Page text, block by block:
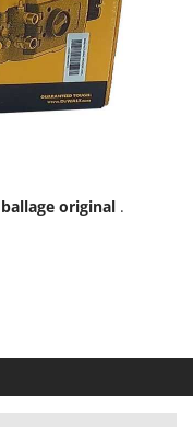
original .